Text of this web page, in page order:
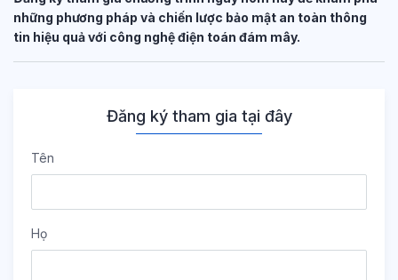
những phương pháp và chiến lược bảo mật an toàn thông
tin hiệu quả với công nghệ điện toán đám mây.
Đăng ký tham gia tại đây
Tên
Họ